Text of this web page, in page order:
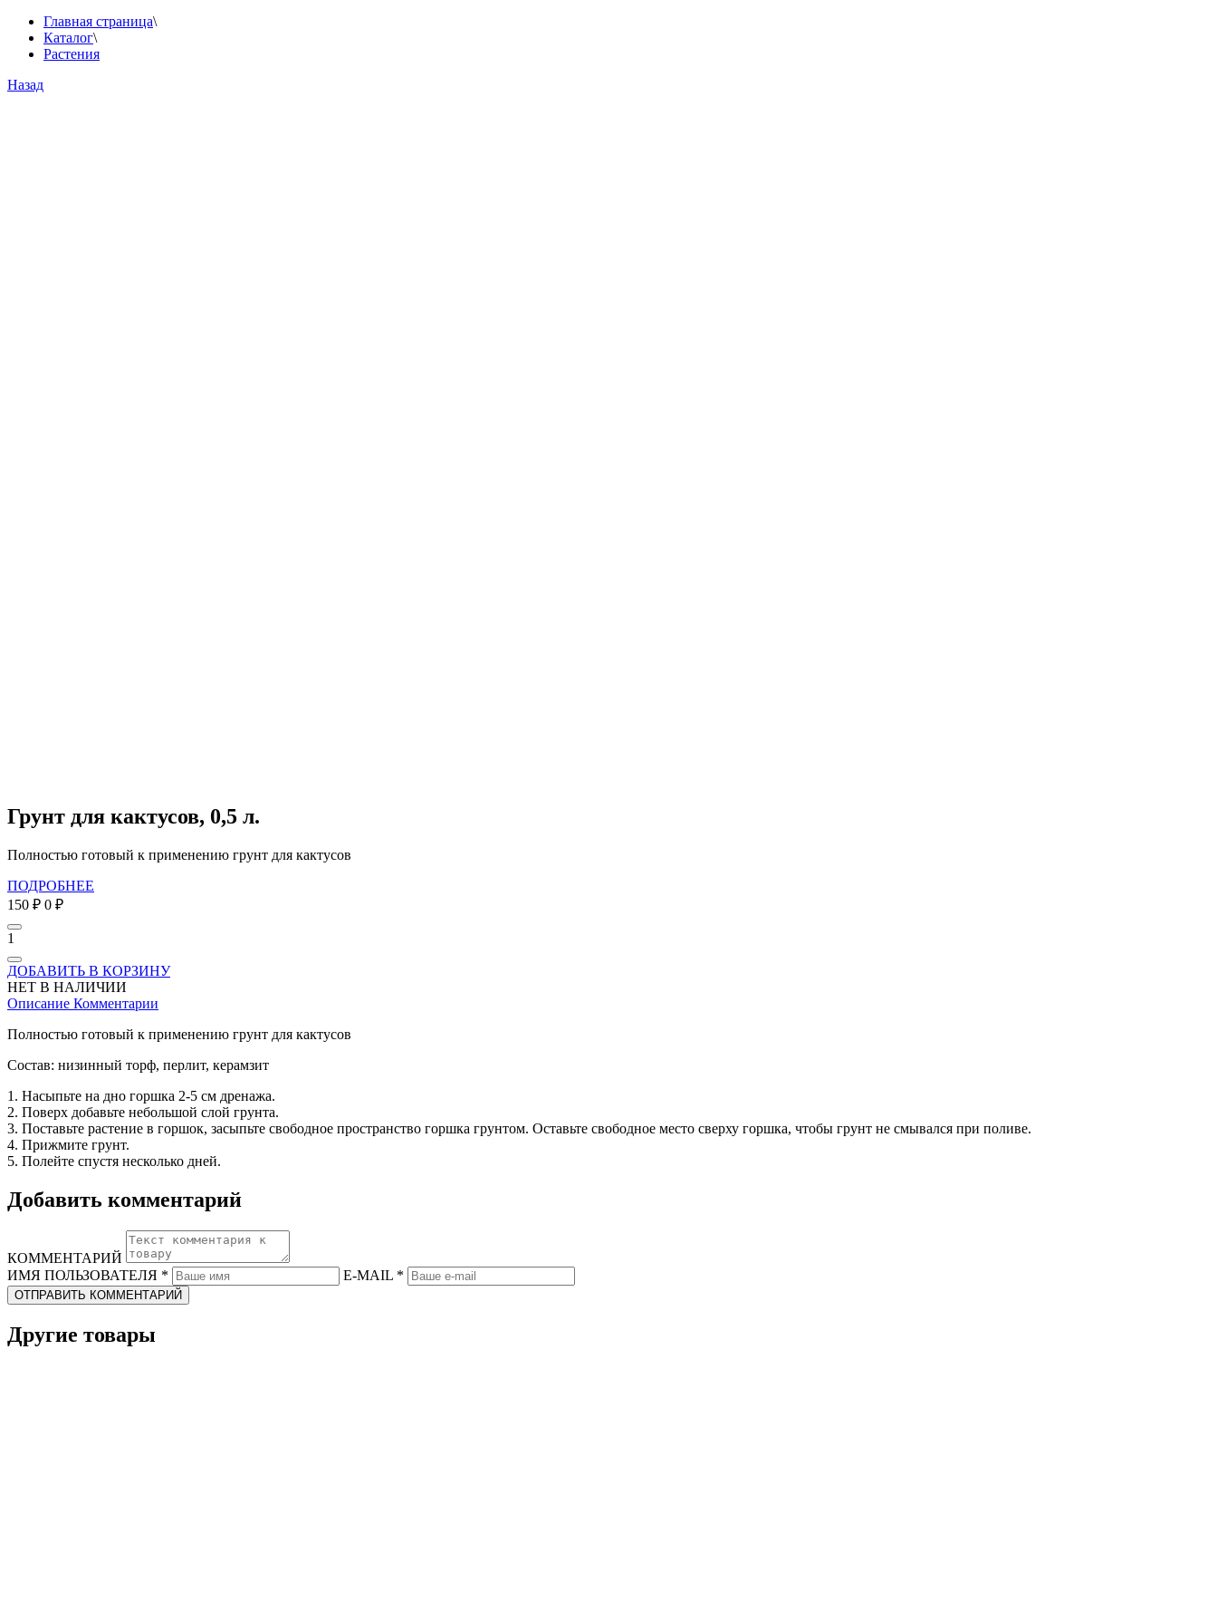
Главная страница\
Каталог\
Растения
Назад
Грунт для кактусов, 0,5 л.
Полностью готовый к применению грунт для кактусов
ПОДРОБНЕЕ
150 ₽ 0 ₽
1
ДОБАВИТЬ В КОРЗИНУ
НЕТ В НАЛИЧИИ
Описание Комментарии
Полностью готовый к применению грунт для кактусов
Состав: низинный торф, перлит, керамзит
1. Насыпьте на дно горшка 2-5 см дренажа.
2. Поверх добавьте небольшой слой грунта.
3. Поставьте растение в горшок, засыпьте свободное пространство горшка грунтом. Оставьте свободное место сверху горшка, чтобы грунт не смывался при поливе.
4. Прижмите грунт.
5. Полейте спустя несколько дней.
Добавить комментарий
КОММЕНТАРИЙ
ИМЯ ПОЛЬЗОВАТЕЛЯ * E-MAIL *
ОТПРАВИТЬ КОММЕНТАРИЙ
Другие товары